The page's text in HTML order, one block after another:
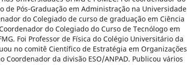
de Pós-Graduação em Administração na Universidade
do Colegiado de curso de graduação em Ciência
do Colegiado do Curso de Tecnólogo em
Foi Professor de Física do Colégio Universitário da
no comitê Científico de Estratégia em Organizações
Coordenador da divisão ESO/ANPAD. Publicou vários